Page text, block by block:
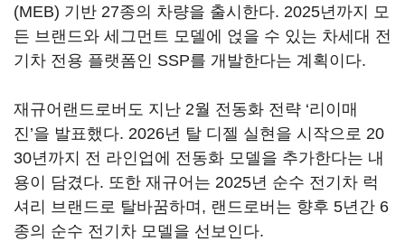
(MEB) 기반 27종의 차량을 출시한다. 2025년까지 모
든 브랜드와 세그먼트 모델에 얹을 수 있는 차세대 전
기차 전용 플랫폼인 SSP를 개발한다는 계획이다.
재규어랜드로버도 지난 2월 전동화 전략 ‘리이매
진’을 발표했다. 2026년 탈 디젤 실현을 시작으로 20
30년까지 전 라인업에 전동화 모델을 추가한다는 내
용이 담겼다. 또한 재규어는 2025년 순수 전기차 럭
셔리 브랜드로 탈바꿈하며, 랜드로버는 향후 5년간 6
종의 순수 전기차 모델을 선보인다.